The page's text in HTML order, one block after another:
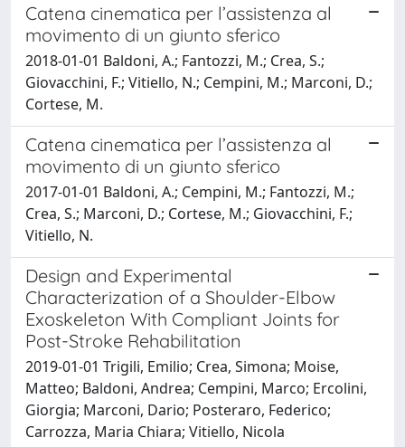
Catena cinematica per l’assistenza al
movimento di un giunto sferico
2018-01-01 Baldoni, A.; Fantozzi, M.; Crea, S.;
Giovacchini, F.; Vitiello, N.; Cempini, M.; Marconi, D.;
Cortese, M.
Catena cinematica per l’assistenza al
movimento di un giunto sferico
2017-01-01 Baldoni, A.; Cempini, M.; Fantozzi, M.;
Crea, S.; Marconi, D.; Cortese, M.; Giovacchini, F.;
Vitiello, N.
Design and Experimental
Characterization of a Shoulder-Elbow
Exoskeleton With Compliant Joints for
Post-Stroke Rehabilitation
2019-01-01 Trigili, Emilio; Crea, Simona; Moise,
Matteo; Baldoni, Andrea; Cempini, Marco; Ercolini,
Giorgia; Marconi, Dario; Posteraro, Federico;
Carrozza, Maria Chiara; Vitiello, Nicola